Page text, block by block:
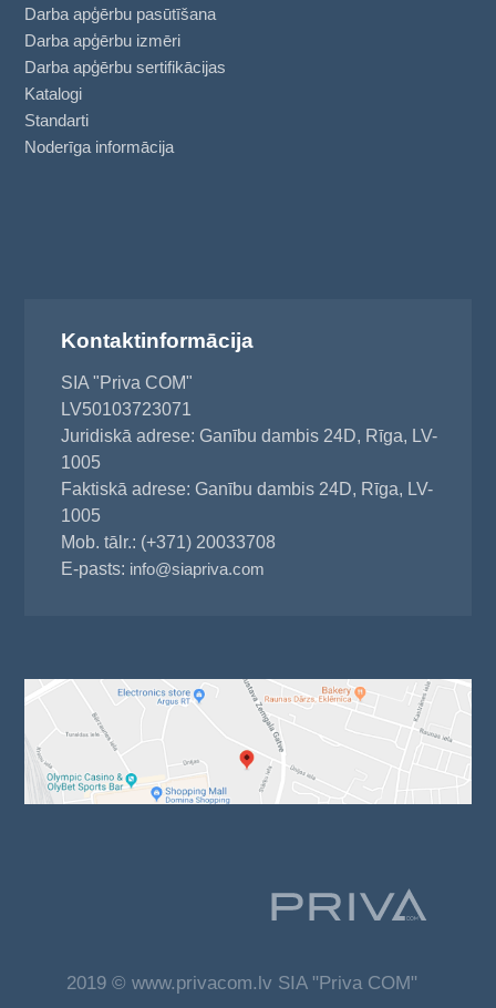
Darba apģērbu pasūtīšana
Darba apģērbu izmēri
Darba apģērbu sertifikācijas
Katalogi
Standarti
Noderīga informācija
Kontaktinformācija
SIA "Priva COM"
LV50103723071
Juridiskā adrese: Ganību dambis 24D, Rīga, LV-
1005
Faktiskā adrese: Ganību dambis 24D, Rīga, LV-
1005
Mob. tālr.: (+371) 20033708
E-pasts: info@siapriva.com
2019 © www.privacom.lv SIA "Priva COM"